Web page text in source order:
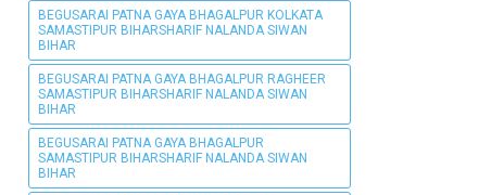
BEGUSARAI PATNA GAYA BHAGALPUR KOLKATA
SAMASTIPUR BIHARSHARIF NALANDA SIWAN
BIHAR
BEGUSARAI PATNA GAYA BHAGALPUR RAGHEER
SAMASTIPUR BIHARSHARIF NALANDA SIWAN
BIHAR
BEGUSARAI PATNA GAYA BHAGALPUR
SAMASTIPUR BIHARSHARIF NALANDA SIWAN
BIHAR